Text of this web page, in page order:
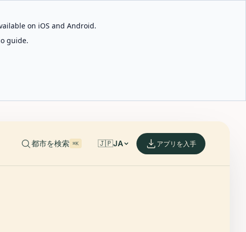
on iOS and Android.
guide.
都市を検索 ⌘K 🇯🇵JA アプリを入手